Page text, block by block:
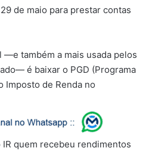
de maio para prestar contas
—e também a mais usada pelos
é baixar o PGD (Programa
Imposto de Renda no
quem recebeu rendimentos